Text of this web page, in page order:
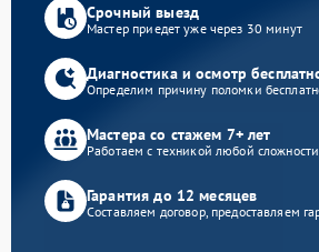
Срочный выезд
Мастер приедет уже через 30 минут
Диагностика и осмотр
Определим причину поломки
Мастера со стажем 7+ лет
Работаем с техникой любой сложности
Гарантия до 12 месяцев
Составляем договор, предоставляем